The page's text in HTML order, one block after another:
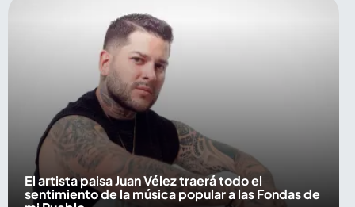
El artista paisa Juan Vélez traerá todo el
sentimiento de la música popular a las Fondas de